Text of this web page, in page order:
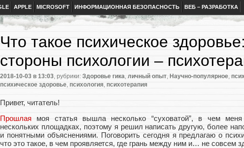
APPLE MICROSOFT ИНФОРМАЦИОННАЯ БЕЗОПАСНОСТЬ ВЕБ – РАЗРАБОТКА
Что такое психическое
стороны психологии –
2018-10-03 в 13:03, рубрики: Здоровье гика, личный опыт, Научно-популярное,
психическое здоровье, психология, психотерапия
Привет, читатель!
Прошлая моя статья вышла несколько “суховатой”, в чем
нескольких площадках, поэтому я решил написать другую, более
и понятными объяснениями. Поговорить сегодня я предлагаю о
что это такое, в чем проявляется, где грань между ним и… не совсем